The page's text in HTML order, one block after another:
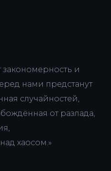
закономерность и
нами предстанут
случайностей,
от разлада,
хаосом.»